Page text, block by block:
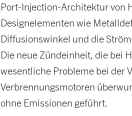
Port-Injection-Architektur von
Designelementen wie
Diffusionswinkel und die
Die neue Zündeinheit, die bei
wesentliche Probleme bei der
Verbrennungsmotoren
ohne Emissionen geführt.